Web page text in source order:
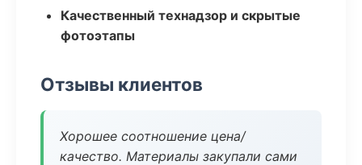
Качественный технадзор и скрытые
фотоэтапы
Отзывы клиентов
Хорошее соотношение цена/
качество. Материалы закупали сами